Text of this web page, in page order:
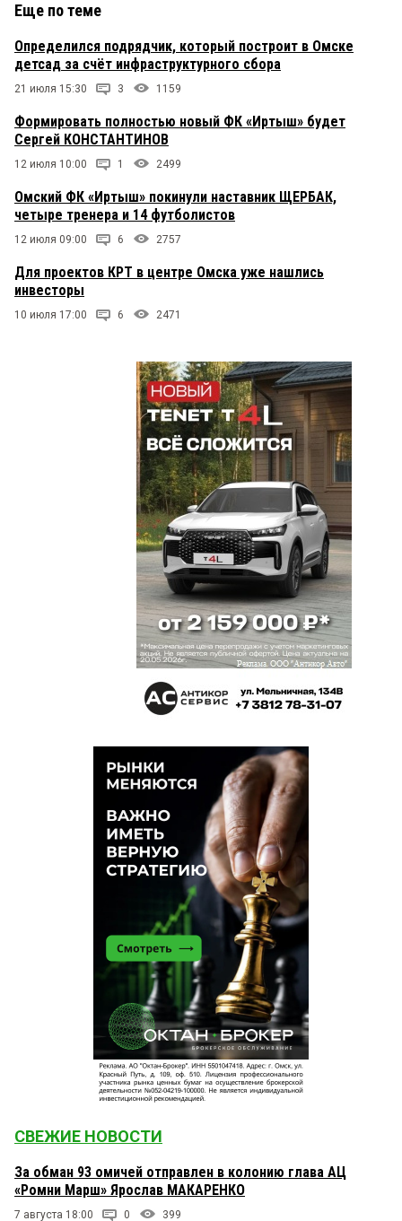
Это не тот ли
Олигарх, чья сестра руководит диагностическим
центром?
Завидовать это не скрепно и не духовно
Фирма неустановленного омского олигарха и
крупного чиновника( уехавшего в
недружественную страну) до сих пор поставляет
Вот как-то так.
страна чудес 3 июля 2026 в 20:19:
3 июля 2026 в 19:11:
Как внимательно мэр относится к развитию
муниципальной территории…прям все на благо
города и омичей … конечно бескорыстно и честно
Еще по теме
Определился подрядчик, который построит в Омске
детсад за счёт инфраструктурного сбора
21 июля 15:30 3 1159
Формировать полностью новый ФК «Иртыш» будет
Сергей КОНСТАНТИНОВ
12 июля 10:00 1 2499
Омский ФК «Иртыш» покинули наставник ЩЕРБАК,
четыре тренера и 14 футболистов
12 июля 09:00 6 2757
Для проектов КРТ в центре Омска уже нашлись
инвесторы
10 июля 17:00 6 2471
СВЕЖИЕ НОВОСТИ
За обман 93 омичей отправлен в колонию глава АЦ
«Ромни Марш» Ярослав МАКАРЕНКО
7 августа 18:00 0 399